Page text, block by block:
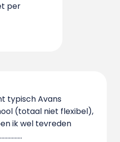
per
typisch Avans
(totaal niet flexibel),
ik wel tevreden